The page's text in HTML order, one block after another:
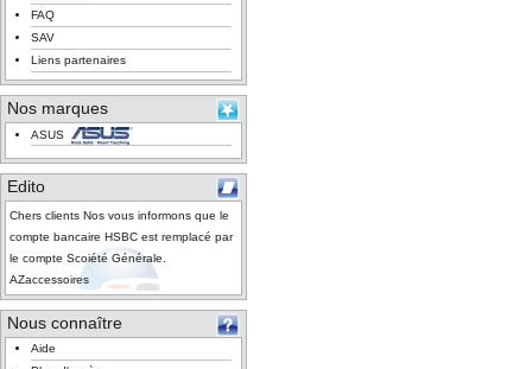
FAQ
SAV
Liens partenaires
Nos marques
ASUS
Edito
Chers clients Nos vous informons que le
compte bancaire HSBC est remplacé par
le compte Scoiété Générale.
AZaccessoires
Nous connaître
Aide